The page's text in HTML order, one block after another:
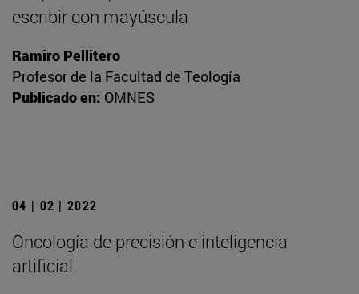
escribir con mayúscula
Ramiro Pellitero
Profesor de la Facultad de Teología
Publicado en: OMNES
04 | 02 | 2022
Oncología de precisión e inteligencia
artificial